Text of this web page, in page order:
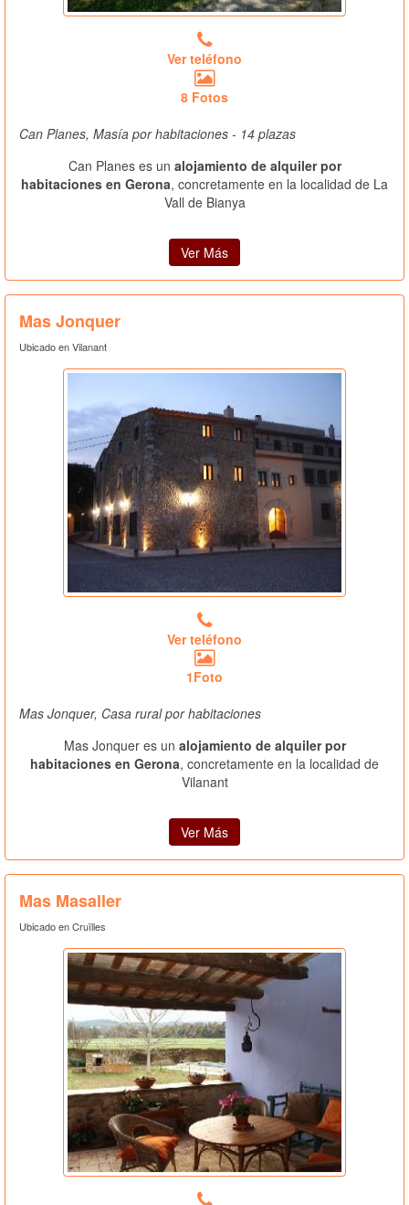
Ver teléfono
8 Fotos
Can Planes, Masía por habitaciones - 14 plazas
Can Planes es un alojamiento de alquiler por
habitaciones en Gerona, concretamente en la localidad de La
Vall de Bianya
Ver Más
Mas Jonquer
Ubicado en Vilanant
Ver teléfono
1Foto
Mas Jonquer, Casa rural por habitaciones
Mas Jonquer es un alojamiento de alquiler por
habitaciones en Gerona, concretamente en la localidad de
Vilanant
Ver Más
Mas Masaller
Ubicado en Cruïlles